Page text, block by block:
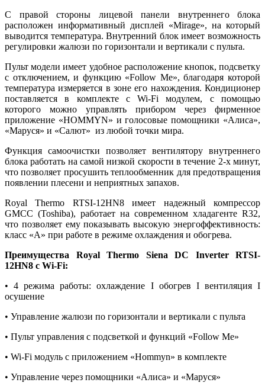
С правой стороны лицевой панели внутреннего блока
расположен информативный дисплей «Mirage», на который
выводится температура. Внутренний блок имеет возможность
регулировки жалюзи по горизонтали и вертикали с пульта.
Пульт модели имеет удобное расположение кнопок, подсветку
с отключением, и функцию «Follow Me», благодаря которой
температура измеряется в зоне его нахождения. Кондиционер
поставляется в комплекте с Wi-Fi модулем, с помощью
которого можно управлять прибором через фирменное
приложение «HOMMYN» и голосовые помощники «Алиса»,
«Маруся» и «Салют» из любой точки мира.
Функция самоочистки позволяет вентилятору внутреннего
блока работать на самой низкой скорости в течение 2-х минут,
что позволяет просушить теплообменник для предотвращения
появлении плесени и неприятных запахов.
Royal Thermo RTSI-12HN8 имеет надежный компрессор
GMCC (Toshiba), работает на современном хладагенте R32,
что позволяет ему показывать высокую энергоффективность:
класс «А» при работе в режиме охлаждения и обогрева.
Преимущества Royal Thermo Siena DC Inverter RTSI-
12HN8 c Wi-Fi:
• 4 режима работы: охлаждение I обогрев I вентиляция I
осушение
• Управление жалюзи по горизонтали и вертикали с пульта
• Пульт управления с подсветкой и функций «Follow Me»
• Wi-Fi модуль с приложением «Hommyn» в комплекте
• Управление через помощники «Алиса» и «Маруся»